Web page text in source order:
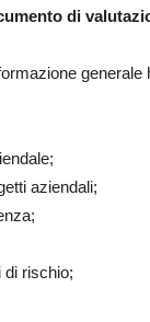
di
generale
aziendali;
di rischio;